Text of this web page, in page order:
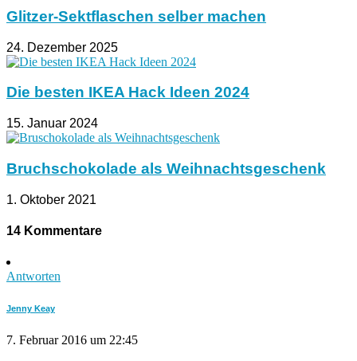
Glitzer-Sektflaschen selber machen
24. Dezember 2025
Die besten IKEA Hack Ideen 2024
15. Januar 2024
Bruchschokolade als Weihnachtsgeschenk
1. Oktober 2021
14 Kommentare
Antworten
Jenny Keay
7. Februar 2016 um 22:45